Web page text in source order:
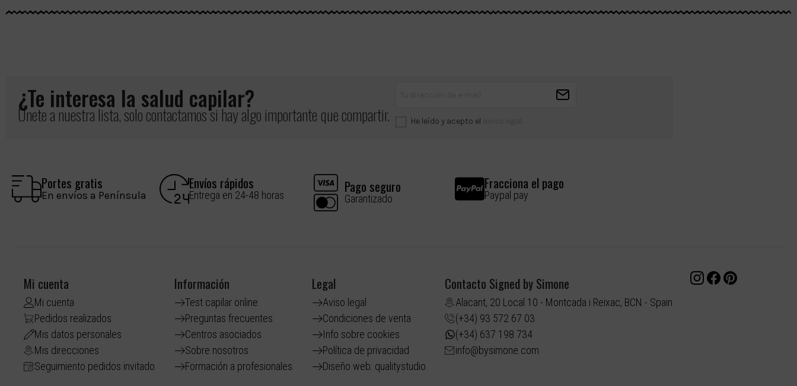
¿Te interesa la salud capilar?
Únete a nuestra lista, solo contactamos si hay algo importante que compartir. He leído y acepto el aviso legal .
Portes gratis
En envíos a Península
Envíos rápidos
Entrega en 24-48 horas Pago seguro
Garantizado
Fracciona el pago
Paypal pay
Mi cuenta
Mi cuenta
Pedidos realizados
Mis datos personales
Mis direcciones
Seguimiento pedidos invitado
Información
Test capilar online
Preguntas frecuentes
Centros asociados
Sobre nosotros
Formación a profesionales
Legal
Aviso legal
Condiciones de venta
Info sobre cookies
Política de privacidad
Diseño web: qualitystudio
Contacto Signed by Simone
Alacant, 20 Local 10 - Montcada i Reixac, BCN - Spain
(+34) 93 572 67 03
(+34) 637 198 734
info@bysimone.com